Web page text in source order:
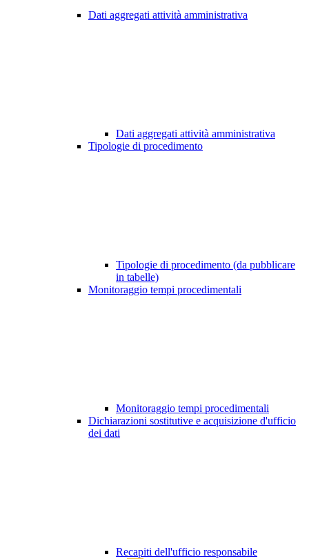
Dati aggregati attività amministrativa
Dati aggregati attività amministrativa
Tipologie di procedimento
Tipologie di procedimento (da pubblicare
in tabelle)
Monitoraggio tempi procedimentali
Monitoraggio tempi procedimentali
Dichiarazioni sostitutive e acquisizione d'ufficio
dei dati
Recapiti dell'ufficio responsabile